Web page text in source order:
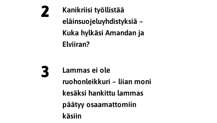
2
Kanikriisi työllistää
eläinsuojeluyhdistyksiä –
Kuka hylkäsi Amandan ja
Elviiran?
3
Lammas ei ole
ruohonleikkuri – liian moni
kesäksi hankittu lammas
päätyy osaamattomiin
käsiin